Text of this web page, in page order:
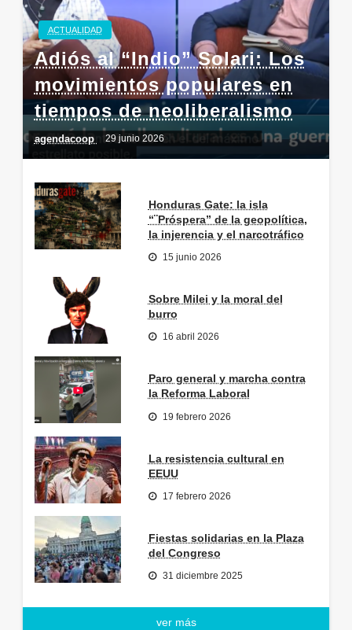
ACTUALIDAD
Adiós al “Indio” Solari: Los
movimientos populares en
tiempos de neoliberalismo
agendacoop 29 junio 2026
Honduras Gate: la isla
“¨Próspera” de la geopolítica,
la injerencia y el narcotráfico
15 junio 2026
Sobre Milei y la moral del
burro
16 abril 2026
Paro general y marcha contra
la Reforma Laboral
19 febrero 2026
La resistencia cultural en
EEUU
17 febrero 2026
Fiestas solidarias en la Plaza
del Congreso
31 diciembre 2025
ver más